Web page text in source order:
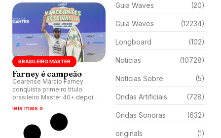
BRASILEIRO MASTER
Farney é campeão
Cearense Márcio Farney
conquista primeiro título
brasileiro Master 40+ depois
de derrotas de concorrentes
no CBSurf Navegantes
Festival, disputado na Praia
Central (SC).
leia mais »
Guia Waves (20)
Guia Waves (12234)
Longboard (102)
Notícias (10728)
Notícias Sobre (5)
Ondas Artificiais (728)
Ondas Sonoras (632)
originals (1)